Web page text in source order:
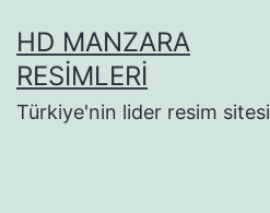
geçHD MANZARA
RESIMLERI
Türkiye'nin lider resim sitesi